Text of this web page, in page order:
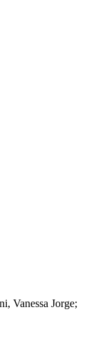
Vanessa Jorge;